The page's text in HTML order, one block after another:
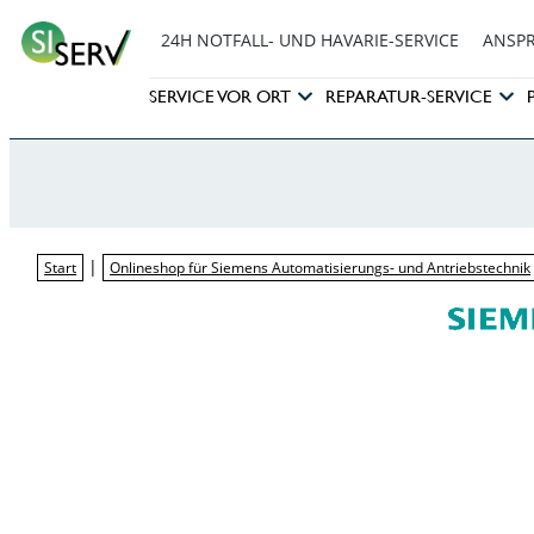
24H NOTFALL- UND HAVARIE-SERVICE
SERVICE VOR ORT REPARATUR-SERVICE
Start | Onlineshop für Siemens Automatisierungs- und Antriebstechnik